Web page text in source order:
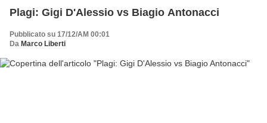
Plagi: Gigi D'Alessio vs Biagio Antonacci
Pubblicato su 17/12/AM 00:01
Da Marco Liberti